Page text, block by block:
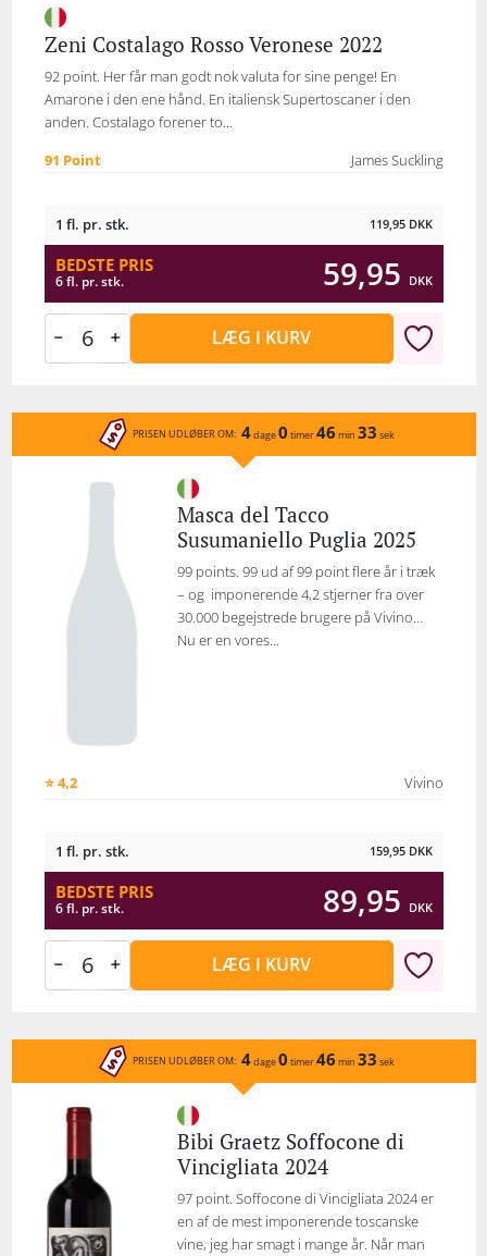
Zeni Costalago Rosso Veronese 2022
92 point. Her får man godt nok valuta for sine penge! En
Amarone i den ene hånd. En italiensk Supertoscaner i den
anden. Costalago forener to...
91 Point James Suckling
1 fl. pr. stk. 119,95 DKK
BEDSTE PRIS
6 fl. pr. stk. 59,95 DKK
LÆG I KURV
PRISEN UDLØBER OM: 4dage0 timer46 min 33 sek
Masca del Tacco
Susumaniello Puglia 2025
99 points. 99 ud af 99 point flere år i træk
– og imponerende 4,2 stjerner fra over
30.000 begejstrede brugere på Vivino…
Nu er en vores...
⭐ 4,2 Vivino
1 fl. pr. stk. 159,95 DKK
BEDSTE PRIS
6 fl. pr. stk. 89,95 DKK
LÆG I KURV
PRISEN UDLØBER OM: 4dage0 timer46 min 33 sek
Bibi Graetz Soffocone di
Vincigliata 2024
97 point. Soffocone di Vincigliata 2024 er
en af de mest imponerende toscanske
vine, jeg har smagt i mange år. Når man